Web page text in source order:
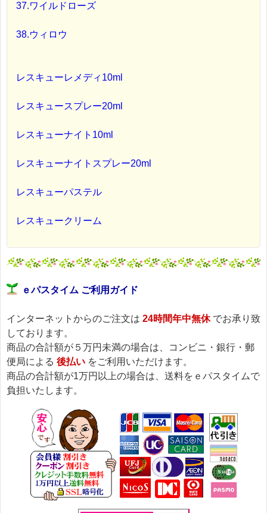
37.ワイルドローズ
38.ウィロウ
レスキューレメディ10ml
レスキュースプレー20ml
レスキューナイト10ml
レスキューナイトスプレー20ml
レスキューパステル
レスキュークリーム
ｅパスタイム ご利用ガイド
インターネットからのご注文は 24時間年中無休でお承り致
しております。
商品の合計額が５万円未満の場合は、コンビニ・銀行・郵
便局による 後払い をご利用いただけます。
商品の合計額が1万円以上の場合は、送料をｅパスタイムで
負担いたします。